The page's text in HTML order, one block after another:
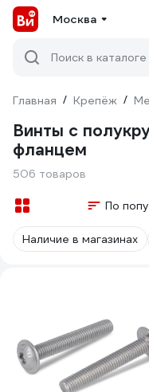
Москва
Поиск в каталоге
Главная / Крепёж /
Винты с
фланцем
506 товаров
По
Наличие в магазинах